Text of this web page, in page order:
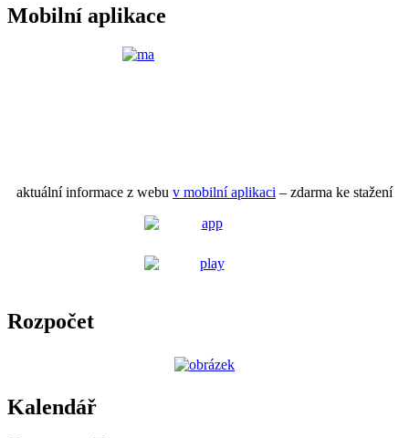
Mobilní aplikace
aktuální informace z webu v mobilní aplikaci – zdarma ke stažení
Rozpočet
Kalendář